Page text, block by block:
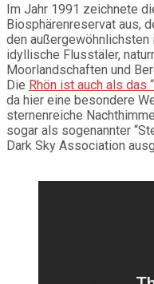
Im Jahr 1991 zeichnete
Biosphärenreservat aus,
den außergewöhnlichsten
idyllische Flusstäler,
Moorlandschaften und
Die Rhön ist auch als das
da hier eine besondere
sternenreiche
sogar als sogenannter
Dark Sky Association